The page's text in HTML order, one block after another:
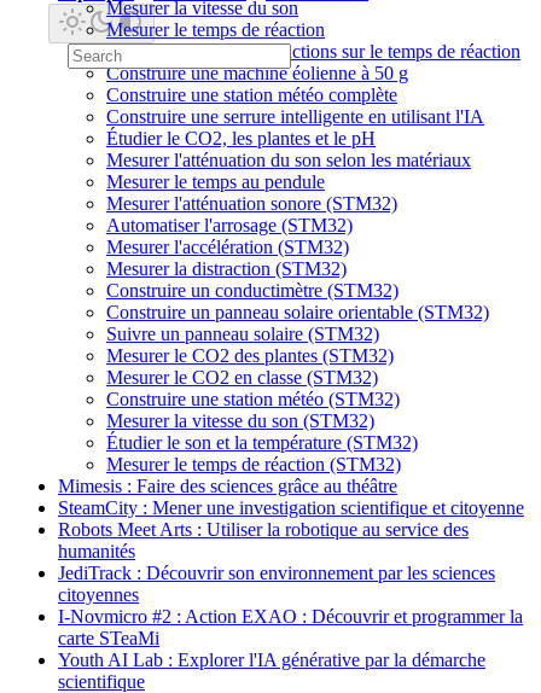
Mesurer la vitesse du son
Mesurer le temps de réaction
Mesurer l'effet des distractions sur le temps de réaction
Construire une machine éolienne à 50 g
Construire une station météo complète
Construire une serrure intelligente en utilisant l'IA
Étudier le CO2, les plantes et le pH
Mesurer l'atténuation du son selon les matériaux
Mesurer le temps au pendule
Mesurer l'atténuation sonore (STM32)
Automatiser l'arrosage (STM32)
Mesurer l'accélération (STM32)
Mesurer la distraction (STM32)
Construire un conductimètre (STM32)
Construire un panneau solaire orientable (STM32)
Suivre un panneau solaire (STM32)
Mesurer le CO2 des plantes (STM32)
Mesurer le CO2 en classe (STM32)
Construire une station météo (STM32)
Mesurer la vitesse du son (STM32)
Étudier le son et la température (STM32)
Mesurer le temps de réaction (STM32)
Mimesis : Faire des sciences grâce au théâtre
SteamCity : Mener une investigation scientifique et citoyenne
Robots Meet Arts : Utiliser la robotique au service des
humanités
JediTrack : Découvrir son environnement par les sciences
citoyennes
I-Novmicro #2 : Action EXAO : Découvrir et programmer la
carte STeaMi
Youth AI Lab : Explorer l'IA générative par la démarche
scientifique